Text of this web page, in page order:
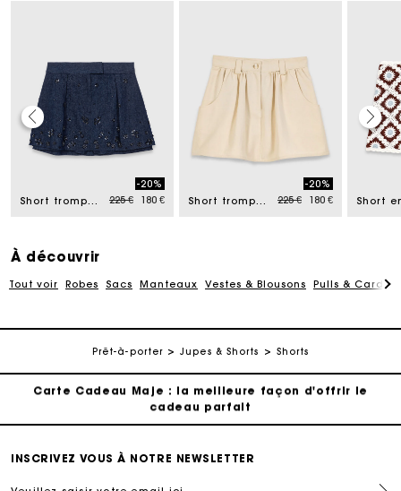
from Short trompe l'œil en denim brodé Price reduced from
225 €to
-20%
180 €
Short trompe l'œil en coton Price reduced from
225 €to
-20%
180 €
À découvrir
Tout voir Robes Sacs Manteaux Vestes & Blousons Pulls &
Prêt-à-porter Jupes & Shorts Shorts
Carte Cadeau Maje : la meilleure façon d'offrir le
cadeau parfait
Livraison à domicile offerte sous 2 à 3 jours ouvrés.
Suivi de commande
Carte Cadeau Maje : la meilleure façon d'offrir le
cadeau parfait
Livraison à domicile offerte sous 2 à 3 jours ouvrés.
INSCRIVEZ VOUS À NOTRE NEWSLETTER